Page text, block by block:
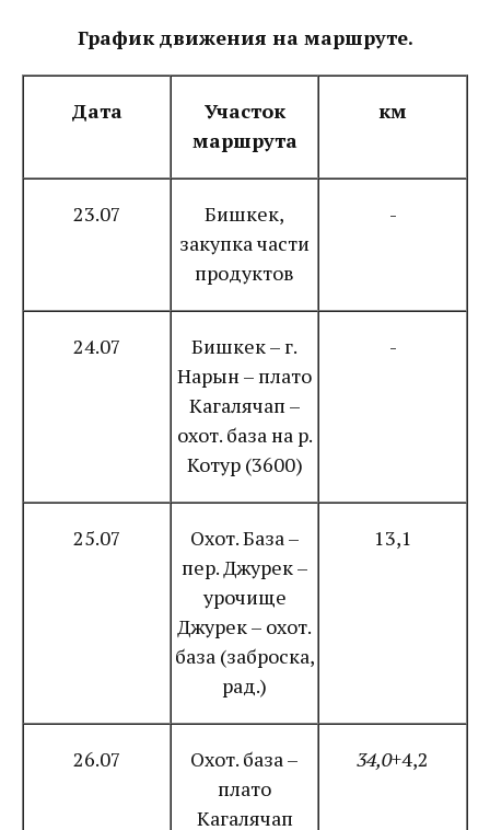
График движения на маршруте.
Дата
Участок
маршрута
км
23.07
Бишкек,
закупка части
продуктов
-
24.07
Бишкек – г.
Нарын – плато
Кагалячап –
охот. база на р.
Котур (3600)
-
25.07
Охот. База –
пер. Джурек –
урочище
Джурек – охот.
база (заброска,
рад.)
13,1
26.07
Охот. база –
плато
Кагалячап
34,0+4,2